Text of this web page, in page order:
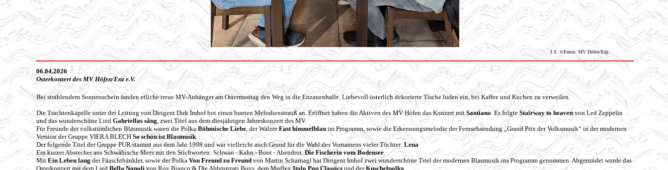
J.S. ©Fotos: MV Höfen/Enz
06.04.2026
Osterkonzert des MV Höfen/Enz e.V.
Bei strahlendem Sonnenschein fanden etliche treue MV-Anhänger am Ostermontag den Weg in die Enzauenhalle. Liebevoll österlich dekorierte Tische luden ein, bei Kaffee und Kuchen zu verweilen.
Die Trachtenkapelle unter der Leitung von Dirigent Dirk Imhof bot einen bunten Melodienstrauß an. Eröffnet haben die Aktiven des MV Höfen das Konzert mitSantiano. Es folgte Stairway to heavenvon Led Zeppelin
und das wunderschöne Lied Gabriellas sång, zwei Titel aus dem diesjährigen Jahreskonzert des MV.
Für Freunde der volkstümlichen Blasmusik waren die Polka Böhmische Liebe, der WalzerFast himmelblau im Programm, sowie die Erkennungsmelodie der Fernsehsendung „Grand Prix der Volksmusik“ in der modernen
Version der Gruppe VIERA BLECHSo schön ist Blasmusik.
Der folgende Titel der Gruppe PUR stammt aus dem Jahr 1998 und war vielleicht auch Grund für die Wahl des Vornamens vieler Töchter: Lena
Ein kurzer Abstecher ans Schwäbische Meer mit den Stichworten: Schwan - Kahn - Boot - Abendrot.Die Fischerin vom Bodensee.
MitEin Leben lang der Fäaschtbänkler, sowie der Polka Von Freund zu Freund von Martin Scharnagl hat Dirigent Imhof zwei wunderschöne Titel der modernen Blasmusik ins Programm genommen. Abgerundet wurde das
Osterkonzert mit dem LiedBella Napolivon Roy Bianco & Die Abbrunzati Boys, dem MedleyItalo Pop Classicsund derKuschelpolka.